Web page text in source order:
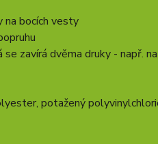
na bocích vesty
zavírá dvěma druky - např.
potažený